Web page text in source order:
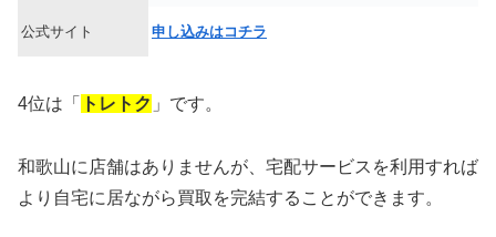
公式サイト 申し込みはコチラ
4位は「 トレトク 」です。
和歌山に店舗はありませんが、宅配サービスを利用すれば
より自宅に居ながら買取を完結することができます。